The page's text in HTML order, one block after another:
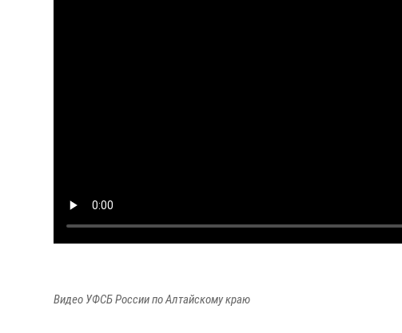
Видео УФСБ России по Алтайскому краю